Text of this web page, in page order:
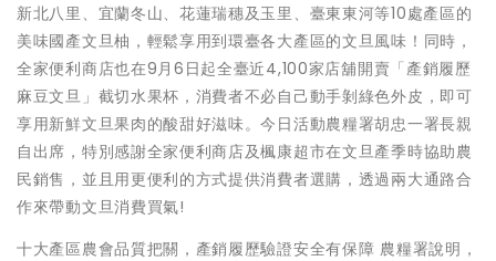
新北八里、宜蘭冬山、花蓮瑞穗及玉里、臺東東河等10處產區的
美味國產文旦柚，輕鬆享用到環臺各大產區的文旦風味！同時，
全家便利商店也在9月6日起全臺近4,100家店舖開賣「產銷履歷
麻豆文旦」截切水果杯，消費者不必自己動手剝綠色外皮，即可
享用新鮮文旦果肉的酸甜好滋味。今日活動農糧署胡忠一署長親
自出席，特別感謝全家便利商店及楓康超市在文旦產季時協助農
民銷售，並且用更便利的方式提供消費者選購，透過兩大通路合
作來帶動文旦消費買氣!
十大產區農會品質把關，產銷履歷驗證安全有保障 農糧署說明，